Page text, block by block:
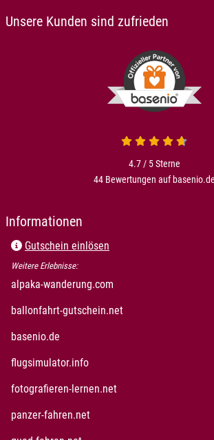
Unsere Kunden sind zufrieden
4.7 / 5Sterne
44 Bewertungen auf basenio.de
Informationen
Gutschein einlösen
Weitere Erlebnisse:
alpaka-wanderung.com
ballonfahrt-gutschein.net
basenio.de
flugsimulator.info
fotografieren-lernen.net
panzer-fahren.net